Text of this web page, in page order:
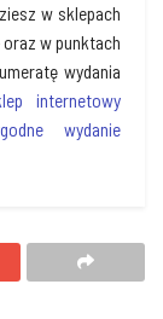
w sklepach
w punktach
wydania
internetowy
wydanie